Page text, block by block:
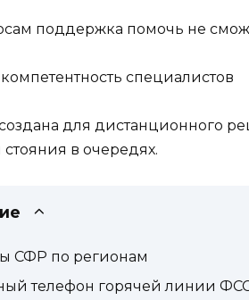
поддержка помочь не
специалистов
для дистанционного
в очередях.
СФР по регионам
телефон горячей линии